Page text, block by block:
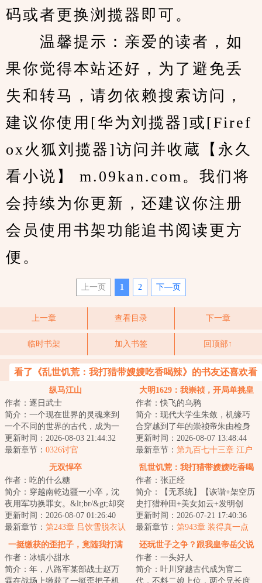
码或者更换浏揽器即可。
温馨提示：亲爱的读者，如
果你觉得本站还好，为了避免丢
失和转马，请勿依赖搜索访问，
建议你使用[华为刘揽器]或[Firef
ox火狐刘揽器]访问并收蔵【永久
看小说】 m.09kan.com。我们将
会持续为你更新，还建议你注册
会员使用书架功能追书阅读更方
便。
上一页 1 2 下—页
上一章 查看目录 下一章
临时书架 加入书签 回顶部↑
看了《乱世饥荒：我打猎带嫂嫂吃香喝辣》的书友还喜欢看
纵马江山
作者：逐日武士
简介：一个现在世界的灵魂来到
一个不同的世界的古代，成为一
个被寄养在寺庙的小王子。当他
向平安度过此生...
更新时间：2026-08-03 21:44:32
最新章节： 0326讨官
大明1629：我崇祯，开局单挑皇
太极
作者：快飞的乌鸦
简介：现代大学生朱敛，机缘巧
合穿越到了年的崇祯帝朱由检身
上。&lt;br/&gt;此时，大明国运将
尽，天下将...
更新时间：2026-08-07 13:48:44
最新章节： 第九百七十三章 江户
死令
无双悍卒
作者：吃的什么糖
简介：穿越南乾边疆一小卒，沈
夜用军功换罪女。&lt;br/&gt;却突
然发现自己温柔的大嫂、三年前
上门退婚的...
更新时间：2026-08-07 01:26:40
最新章节： 第243章 吕饮雪脱衣认
错，王石要回京了！
乱世饥荒：我打猎带嫂嫂吃香喝
作者：张正经
简介：【无系统】【诙谐+架空历
史打猎种田+美女如云+发明创
造】开局一个傻子？谁说我是傻
子，照样带着绝...
更新时间：2026-07-21 17:40:36
最新章节： 第943章 装得真一点
一挺缴获的歪把子，竟随我打满
全场
作者：冰镇小甜水
简介：年，八路军某部战士赵万
霖在战场上缴获了一挺歪把子机
还玩世子之争？跟我皇帝岳父说
去吧！
作者：一头好人
简介：叶川穿越古代成为官二
代，不料二娘上位，两个兄长庶